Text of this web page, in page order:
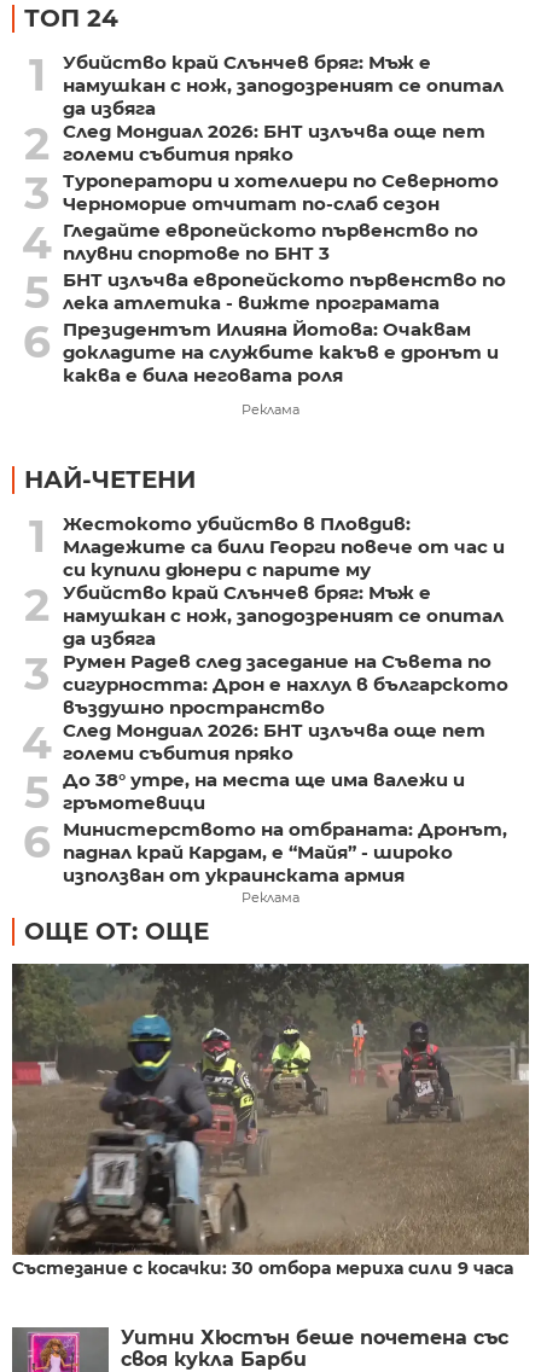
ТОП 24
1
Убийство край Слънчев бряг: Мъж е
намушкан с нож, заподозреният се опитал
да избяга
2
След Мондиал 2026: БНТ излъчва още пет
големи събития пряко
3
Туроператори и хотелиери по Северното
Черноморие отчитат по-слаб сезон
4 Гледайте европейското първенство по
плувни спортове по БНТ 3
5
БНТ излъчва европейското първенство по
лека атлетика - вижте програмата
6
Президентът Илияна Йотова: Очаквам
докладите на службите какъв е дронът и
каква е била неговата роля
Реклама
НАЙ-ЧЕТЕНИ
1
Жестокото убийство в Пловдив:
Младежите са били Георги повече от час и
си купили дюнери с парите му
2
Убийство край Слънчев бряг: Мъж е
намушкан с нож, заподозреният се опитал
да избяга
3
Румен Радев след заседание на Съвета по
сигурността: Дрон е нахлул в българското
въздушно пространство
4 След Мондиал 2026: БНТ излъчва още пет
големи събития пряко
5 До 38° утре, на места ще има валежи и
гръмотевици
6
Министерството на отбраната: Дронът,
паднал край Кардам, е “Майя” - широко
използван от украинската армия
Реклама
ОЩЕ ОТ: ОЩЕ
Състезание с косачки: 30 отбора мериха сили 9 часа
Уитни Хюстън беше почетена със
своя кукла Барби